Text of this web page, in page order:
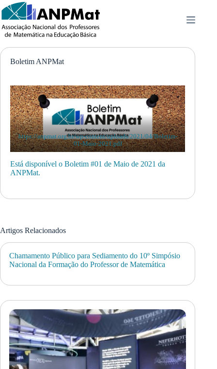
Pular
para
o
conteúdo
Boletim ANPMat
https://anpmat.org.br/wp-content/uploads/2021/04/Boletim-
01-Maio-2021.pdf
Está disponível o Boletim #01 de Maio de 2021 da
ANPMat.
Artigos Relacionados
Chamamento Público para Sediamento do 10º Simpósio
Nacional da Formação do Professor de Matemática